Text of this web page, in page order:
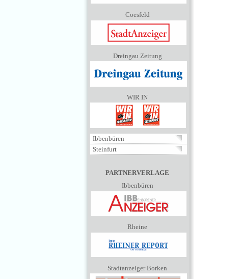
Coesfeld
Dreingau Zeitung
WIR IN
Ibbenbüren
Steinfurt
PARTNERVERLAGE
Ibbenbüren
Rheine
Stadtanzeiger Borken